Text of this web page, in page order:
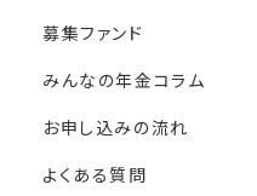
募集ファンド
みんなの年金コラム
お申し込みの流れ
よくある質問